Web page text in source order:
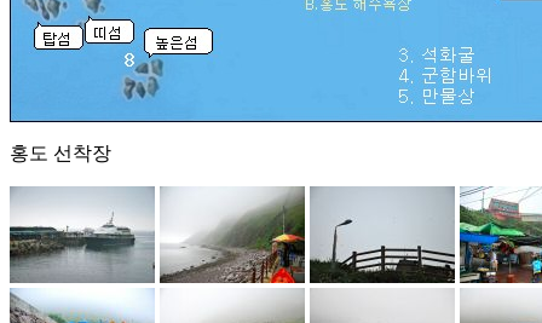
홍도 선착장